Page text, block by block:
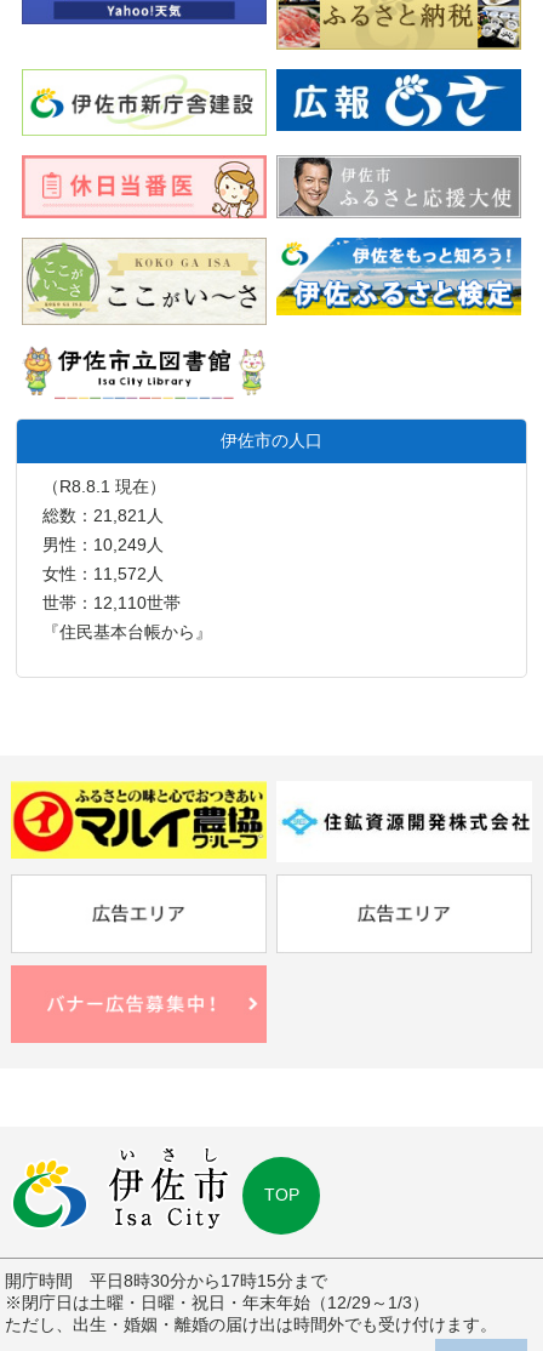
伊佐市の人口
（R8.8.1 現在）
総数：21,821人
男性：10,249人
女性：11,572人
世帯：12,110世帯
『住民基本台帳から』
TOP
開庁時間 平日8時30分から17時15分まで
※閉庁日は土曜・日曜・祝日・年末年始（12/29～1/3）
ただし、出生・婚姻・離婚の届け出は時間外でも受け付けます。